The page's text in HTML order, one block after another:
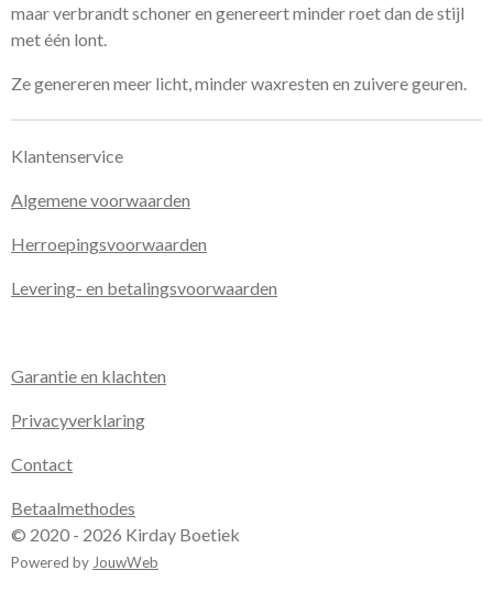
maar verbrandt schoner en genereert minder roet dan de stijl
met één lont.
Ze genereren meer licht, minder waxresten en zuivere geuren.
Klantenservice
Algemene voorwaarden
Herroepingsvoorwaarden
Levering- en betalingsvoorwaarden
Garantie en klachten
Privacyverklaring
Contact
Betaalmethodes
© 2020 - 2026 Kirday Boetiek
Powered byJouwWeb